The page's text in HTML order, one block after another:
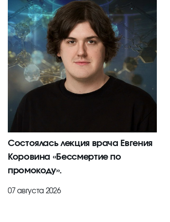
Состоялась лекция врача Евгения
Коровина «Бессмертие по
промокоду».
07 августа 2026